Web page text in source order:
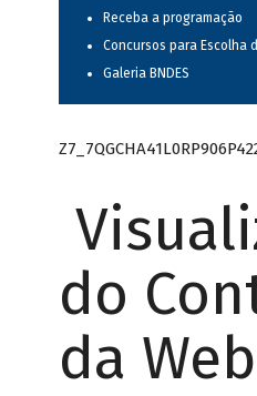
Receba a programação
Concursos para Escolha
Galeria BNDES
do
da Web